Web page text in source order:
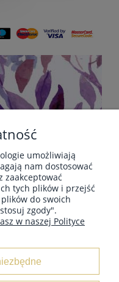
umożliwiają
nam dostosować
zaakceptować
tych plików i przejść
do swoich
zgody".
w naszej Polityce